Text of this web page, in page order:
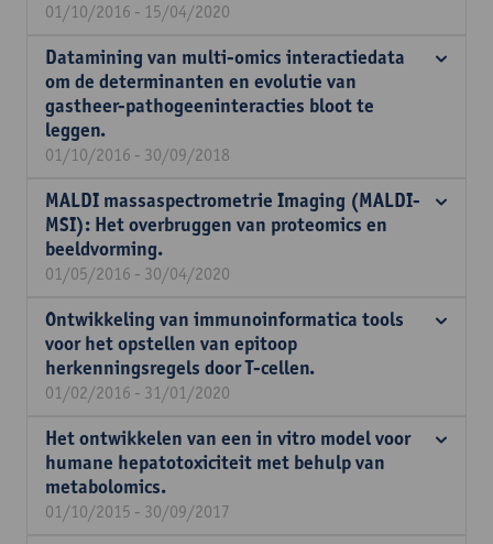
01/10/2016 - 15/04/2020
Datamining van multi-omics interactiedata
om de determinanten en evolutie van
gastheer-pathogeeninteracties bloot te
leggen.
01/10/2016 - 30/09/2018
MALDI massaspectrometrie Imaging (MALDI-
MSI): Het overbruggen van proteomics en
beeldvorming.
01/05/2016 - 30/04/2020
Ontwikkeling van immunoinformatica tools
voor het opstellen van epitoop
herkenningsregels door T-cellen.
01/02/2016 - 31/01/2020
Het ontwikkelen van een in vitro model voor
humane hepatotoxiciteit met behulp van
metabolomics.
01/10/2015 - 30/09/2017